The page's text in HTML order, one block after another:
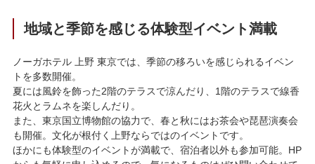
地域と季節を感じる体験型イベント満載
ノーガホテル 上野 東京では、季節の移ろいを感じられるイベン
トを多数開催。
夏には風鈴を飾った2階のテラスで涼んだり、1階のテラスで線香
花火とラムネを楽しんだり。
また、東京国立博物館の協力で、春と秋にはお茶会や琵琶演奏会
も開催。文化が根付く上野ならではのイベントです。
ほかにも体験型のイベントが満載で、宿泊者以外も参加可能。HP